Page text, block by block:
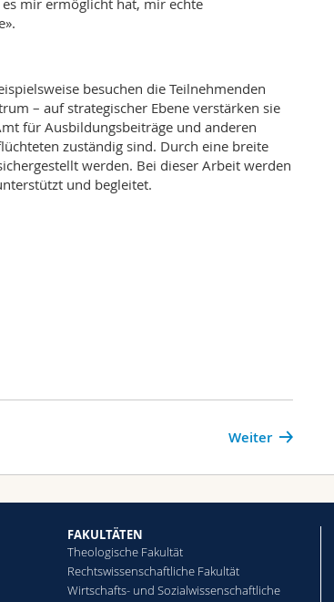
mir ermöglicht hat, mir echte
besuchen die Teilnehmenden
– auf strategischer Ebene verstärken sie
für Ausbildungsbeiträge und anderen
zuständig sind. Durch eine breite
werden. Bei dieser Arbeit werden
und begleitet.
Weiter
FAKULTÄTEN
Theologische Fakultät
Rechtswissenschaftliche Fakultät
Wirtschafts- und Sozialwissenschaftliche